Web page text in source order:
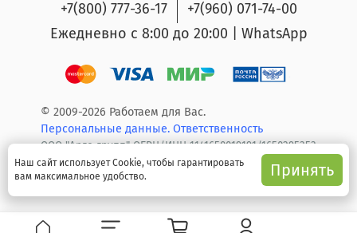
+7(800) 777-36-17
+7(960) 071-74-00
Ежедневно с 8:00 до 20:00 | WhatsApp
© 2009-2026 Работаем для Вас.
Персональные данные. Ответственность
ООО "Арго групп" ОГРН/ИНН 1141650019191/1650295353
Наш сайт использует Cookie, чтобы гарантировать
вам максимальное удобство.
Принять